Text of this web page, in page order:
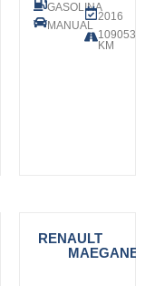
GASOLINA
MANUAL
2016
109053
KM
RENAULT
-
MAEGANE